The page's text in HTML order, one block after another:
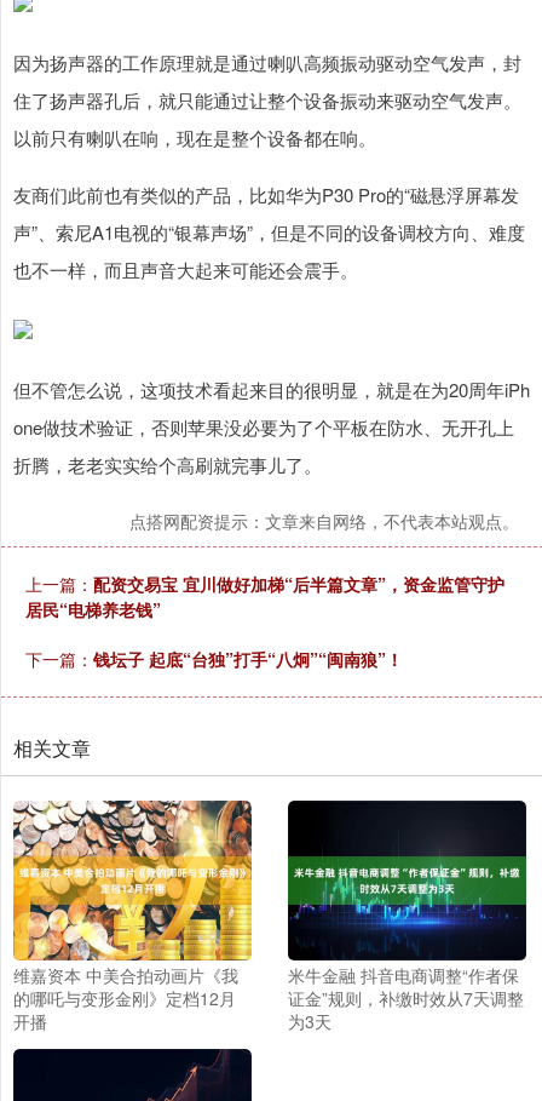
因为扬声器的工作原理就是通过喇叭高频振动驱动空气发声，封
住了扬声器孔后，就只能通过让整个设备振动来驱动空气发声。
以前只有喇叭在响，现在是整个设备都在响。
友商们此前也有类似的产品，比如华为P30 Pro的“磁悬浮屏幕发
声”、索尼A1电视的“银幕声场”，但是不同的设备调校方向、难度
也不一样，而且声音大起来可能还会震手。
但不管怎么说，这项技术看起来目的很明显，就是在为20周年iPh
one做技术验证，否则苹果没必要为了个平板在防水、无开孔上
折腾，老老实实给个高刷就完事儿了。
点搭网配资提示：文章来自网络，不代表本站观点。
上一篇： 配资交易宝 宜川做好加梯“后半篇文章”，资金监管守护
居民“电梯养老钱”
下一篇： 钱坛子 起底“台独”打手“八炯”“闽南狼”！
相关文章
维嘉资本 中美合拍动画片《我
的哪吒与变形金刚》定档12月
开播
米牛金融 抖音电商调整“作者保
证金”规则，补缴时效从7天调整
为3天